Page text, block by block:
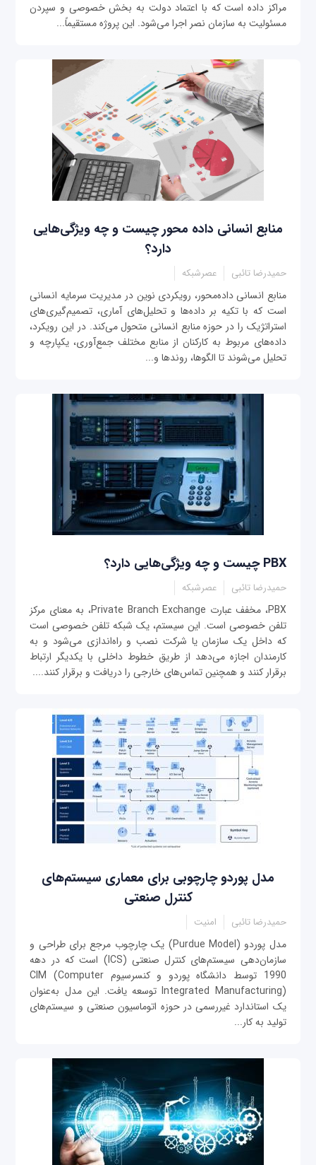
مراکز داده است که با اعتماد دولت به بخش خصوصی و سپردن
مسئولیت به سازمان نصر اجرا می‌شود. این پروژه مستقیماً...
منابع انسانی داده محور چیست و چه ویژگی‌هایی
دارد؟
حمیدرضا تائبی عصرشبکه
منابع انسانی داده‌محور، رویکردی نوین در مدیریت سرمایه انسانی
است که با تکیه بر داده‌ها و تحلیل‌های آماری، تصمیم‌گیری‌های
استراتژیک را در حوزه منابع انسانی متحول می‌کند. در این رویکرد،
داده‌های مربوط به کارکنان از منابع مختلف جمع‌آوری، یکپارچه و
تحلیل می‌شوند تا الگوها، روندها و...
PBX چیست و چه ویژگی‌هایی دارد؟
حمیدرضا تائبی عصرشبکه
PBX، مخفف عبارت Private Branch Exchange، به معنای مرکز
تلفن خصوصی است. این سیستم، یک شبکه تلفن خصوصی است
که داخل یک سازمان یا شرکت نصب و راه‌اندازی می‌شود و به
کارمندان اجازه می‌دهد از طریق خطوط داخلی با یکدیگر ارتباط
برقرار کنند و همچنین تماس‌های خارجی را دریافت و برقرار کنند....
مدل پوردو چارچوبی برای معماری سیستم‌های
کنترل صنعتی
حمیدرضا تائبی امنیت
مدل پوردو (Purdue Model) یک چارچوب مرجع برای طراحی و
سازمان‌دهی سیستم‌های کنترل صنعتی (ICS) است که در دهه
1990 توسط دانشگاه پوردو و کنسرسیوم CIM (Computer
Integrated Manufacturing) توسعه یافت. این مدل به‌عنوان
یک استاندارد غیررسمی در حوزه اتوماسیون صنعتی و سیستم‌های
تولید به کار...